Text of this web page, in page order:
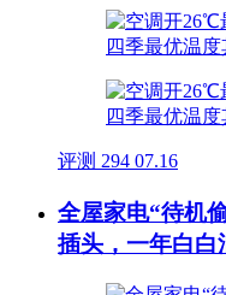
评测 294 07.16
全屋家电“待机
插头，一年白白